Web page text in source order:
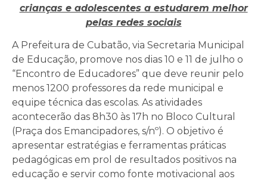
crianças e adolescentes a estudarem melhor
pelas redes sociais
A Prefeitura de Cubatão, via Secretaria Municipal
de Educação, promove nos dias 10 e 11 de julho o
“Encontro de Educadores” que deve reunir pelo
menos 1200 professores da rede municipal e
equipe técnica das escolas. As atividades
acontecerão das 8h30 às 17h no Bloco Cultural
(Praça dos Emancipadores, s/nº). O objetivo é
apresentar estratégias e ferramentas práticas
pedagógicas em prol de resultados positivos na
educação e servir como fonte motivacional aos